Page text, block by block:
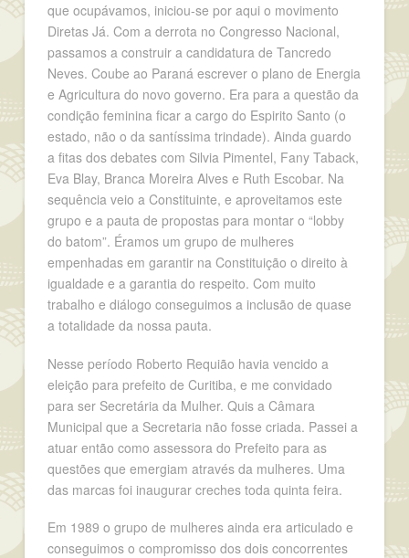
que ocupávamos, iniciou-se por aqui o movimento
Diretas Já. Com a derrota no Congresso Nacional,
passamos a construir a candidatura de Tancredo
Neves. Coube ao Paraná escrever o plano de Energia
e Agricultura do novo governo. Era para a questão da
condição feminina ficar a cargo do Espirito Santo (o
estado, não o da santíssima trindade). Ainda guardo
a fitas dos debates com Silvia Pimentel, Fany Taback,
Eva Blay, Branca Moreira Alves e Ruth Escobar. Na
sequência veio a Constituinte, e aproveitamos este
grupo e a pauta de propostas para montar o “lobby
do batom”. Éramos um grupo de mulheres
empenhadas em garantir na Constituição o direito à
igualdade e a garantia do respeito. Com muito
trabalho e diálogo conseguimos a inclusão de quase
a totalidade da nossa pauta.
Nesse período Roberto Requião havia vencido a
eleição para prefeito de Curitiba, e me convidado
para ser Secretária da Mulher. Quis a Câmara
Municipal que a Secretaria não fosse criada. Passei a
atuar então como assessora do Prefeito para as
questões que emergiam através da mulheres. Uma
das marcas foi inaugurar creches toda quinta feira.
Em 1989 o grupo de mulheres ainda era articulado e
conseguimos o compromisso dos dois concorrentes